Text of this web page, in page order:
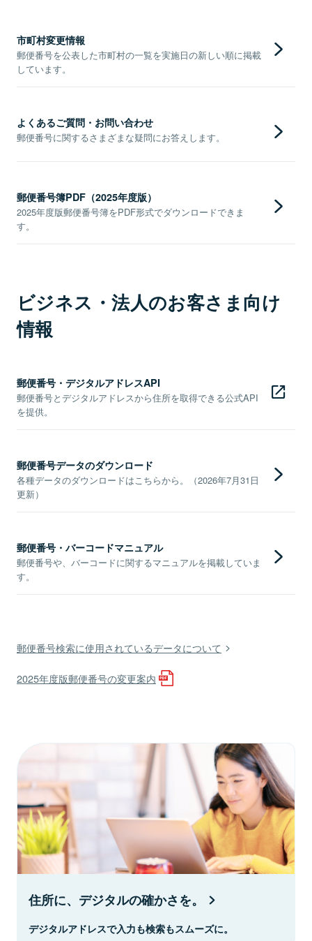
市町村変更情報
郵便番号を公表した市町村の一覧を実施日の新しい順に掲載
しています。
よくあるご質問・お問い合わせ
郵便番号に関するさまざまな疑問にお答えします。
郵便番号簿PDF（2025年度版）
2025年度版郵便番号簿をPDF形式でダウンロードできま
す。
ビジネス・法人のお客さま向け
情報
郵便番号・デジタルアドレスAPI
郵便番号とデジタルアドレスから住所を取得できる公式API
を提供。
郵便番号データのダウンロード
各種データのダウンロードはこちらから。（2026年7月31日
更新）
郵便番号・バーコードマニュアル
郵便番号や、バーコードに関するマニュアルを掲載していま
す。
郵便番号検索に使用されているデータについて
2025年度版郵便番号の変更案内
住所に、デジタルの確かさを。
デジタルアドレスで入力も検索もスムーズに。